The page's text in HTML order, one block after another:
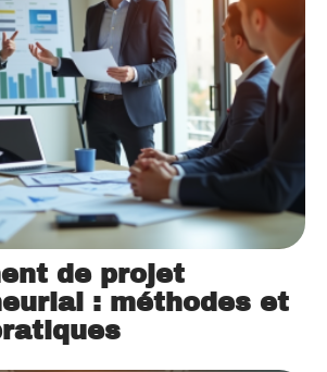
de projet
: méthodes et